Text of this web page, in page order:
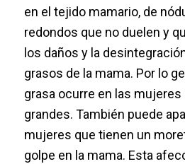
en el tejido mamario, de
redondos que no duelen y
los daños y la
grasos de la mama. Por lo
grasa ocurre en las
grandes. También puede
mujeres que tienen un
golpe en la mama. Esta